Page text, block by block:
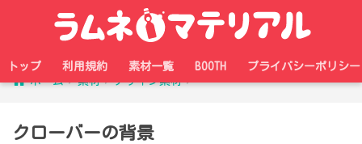
トップ 利用規約 素材一覧 BOOTH
プライバシーポリシー
ホーム
素材 デザイン素材
クローバーの背景